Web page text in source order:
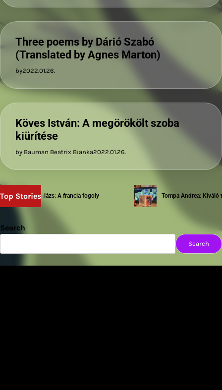
Three poems by Dárió Szabó
(Translated by Agnes Marton)
by2022.01.26.
Köves István: A megörökölt szoba
kiürítése
by Bauman Beatrix Bianka2022.01.26.
Top Stories
Sziwery Balázs: A francia fogoly Tompa Andrea: Kiváló
Search
Search